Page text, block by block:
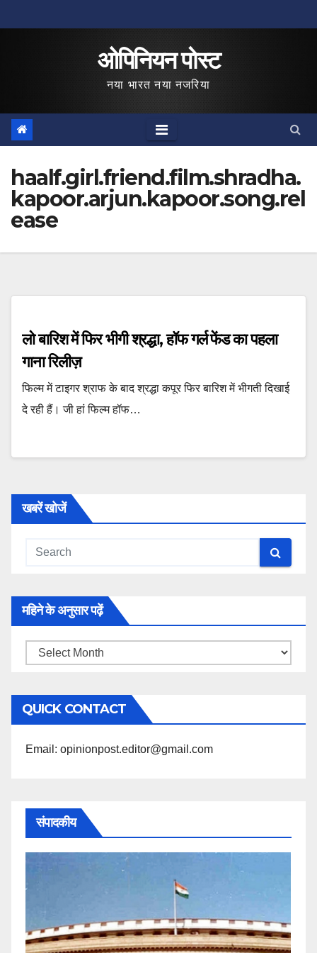
to
ओपिनियन पोस्ट
नया भारत नया नजरिया
haalf.girl.friend.film.shradha.
kapoor.arjun.kapoor.song.rel
ease
लो बारिश में फिर भीगी श्रद्धा, हॉफ गर्ल फेंड का पहला
गाना रिलीज़
फिल्म में टाइगर श्राफ के बाद श्रद्धा कपूर फिर बारिश में भीगती दिखाई
दे रही हैं। जी हां फिल्म हॉफ…
खबरें खोजें
महिने के अनुसार पढ़ें
महिने
अनुसार
पढ़ें
QUICK CONTACT
Email: opinionpost.editor@gmail.com
संपादकीय